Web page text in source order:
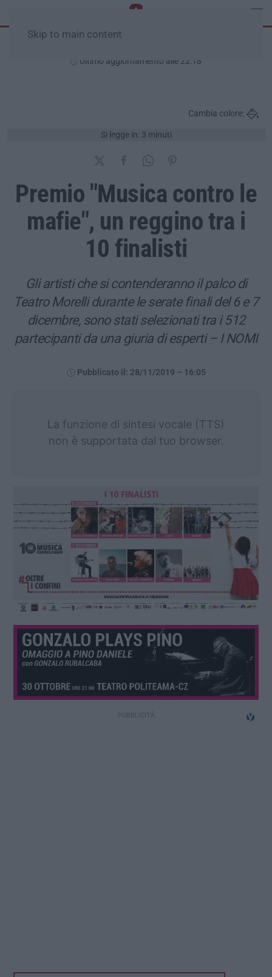
Skip to main content
Ultimo aggiornamento alle 22:18
Si legge in: 3 minuti
Cambia colore:
Premio "Musica contro le
mafie", un reggino tra i
10 finalisti
Gli artisti che si contenderanno il palco di
Teatro Morelli durante le serate finali del 6 e 7
dicembre, sono stati selezionati tra i 512
partecipanti da una giuria di esperti – I NOMI
Pubblicato il: 28/11/2019 – 16:05
La funzione di sintesi vocale (TTS)
non è supportata dal tuo browser.